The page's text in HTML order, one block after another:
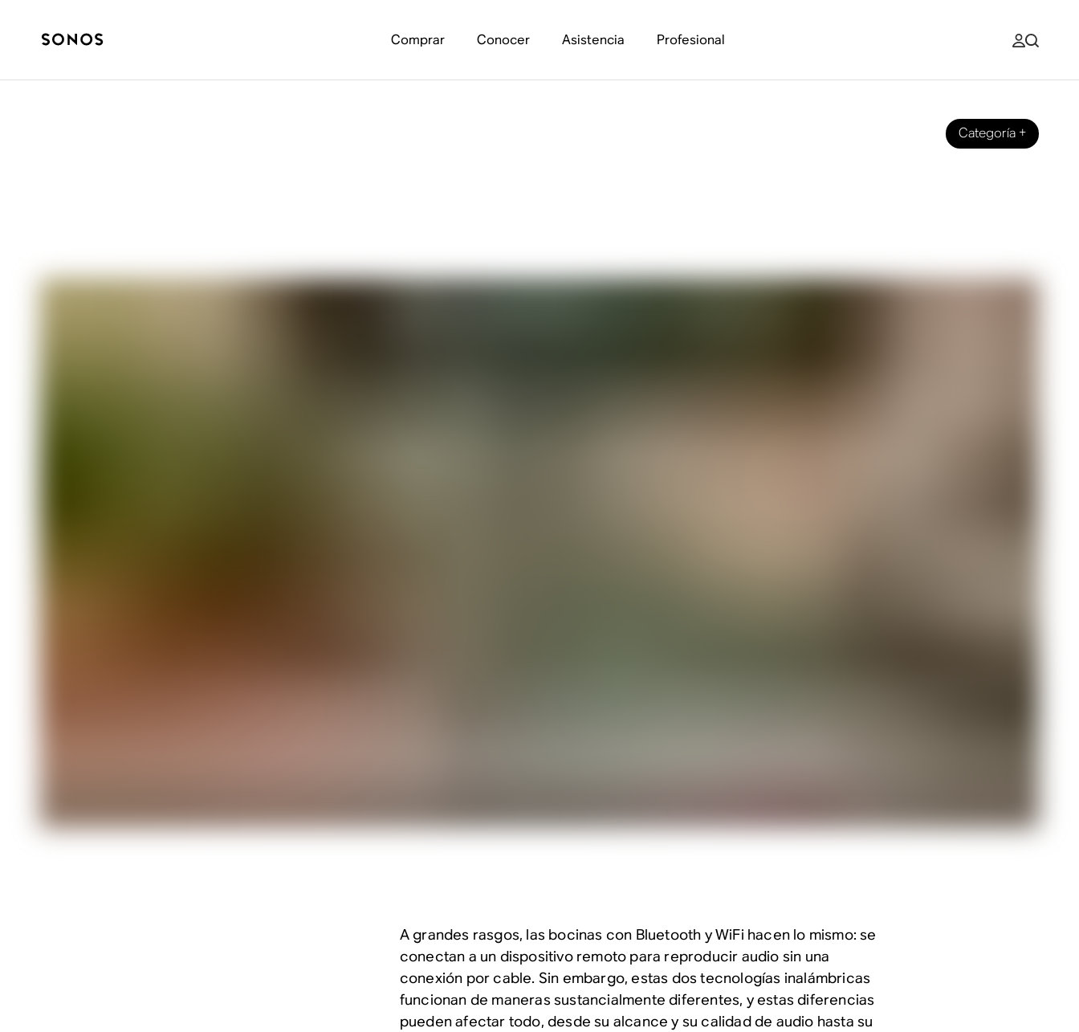
Comprar Conocer Asistencia Profesional
Categoría +
A grandes rasgos, las bocinas con Bluetooth y WiFi hacen lo mismo: se
conectan a un dispositivo remoto para reproducir audio sin una
conexión por cable. Sin embargo, estas dos tecnologías inalámbricas
funcionan de maneras sustancialmente diferentes, y estas diferencias
pueden afectar todo, desde su alcance y su calidad de audio hasta su